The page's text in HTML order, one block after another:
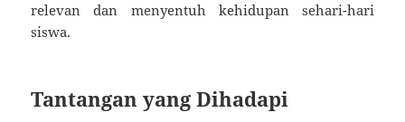
relevan dan menyentuh kehidupan sehari-hari
siswa.
Tantangan yang Dihadapi